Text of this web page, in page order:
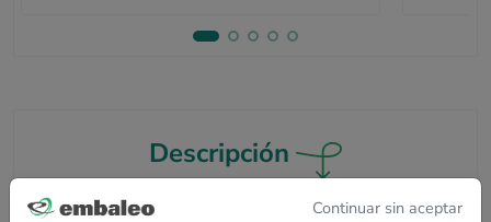
Descripción
Continuar sin aceptar